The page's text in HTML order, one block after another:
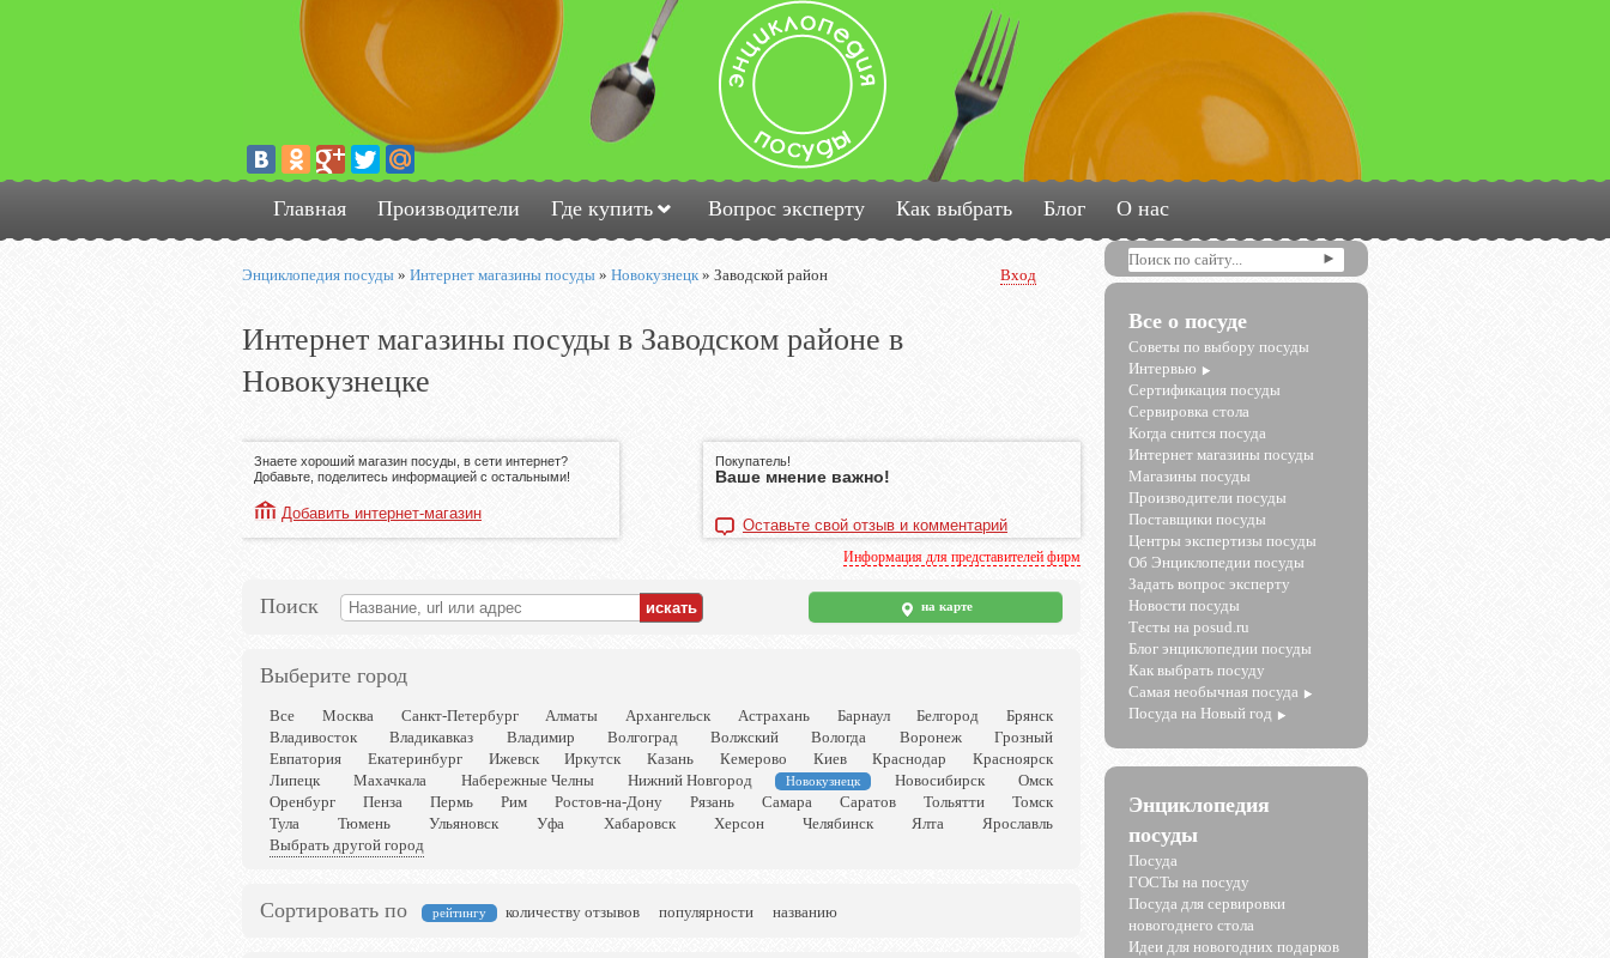
Главная Производители Где купить Вопрос эксперту Как выбрать Блог О нас
Энциклопедия посуды » Интернет магазины посуды » Новокузнецк » Заводской район Вход
Интернет магазины посуды в Заводском районе в
Новокузнецке
Знаете хороший магазин посуды, в сети интернет?
Добавьте, поделитесь информацией с остальными!
Добавить интернет-магазин
Покупатель!
Ваше мнение важно!
Оставьте свой отзыв и комментарий
Информация для представителей фирм
Поиск на карте
Выберите город
Все Москва Санкт-Петербург Алматы Архангельск Астрахань Барнаул Белгород
Брянск
Владивосток
Владикавказ Владимир Волгоград Волжский Вологда Воронеж
Грозный
Евпатория
Екатеринбург Ижевск Иркутск Казань Кемерово Киев Краснодар
Красноярск
Липецк
Махачкала Набережные Челны Нижний Новгород Новокузнецк Новосибирск
Омск
Оренбург
Пенза Пермь Рим Ростов-на-Дону Рязань Самара Саратов Тольятти
Томск
Тула
Тюмень Ульяновск Уфа Хабаровск Херсон Челябинск Ялта
Ярославль
Выбрать другой город
Сортировать по рейтингу количеству отзывов популярности названию
Все о посуде
Советы по выбору посуды
Интервью
Сертификация посуды
Сервировка стола
Когда снится посуда
Интернет магазины посуды
Магазины посуды
Производители посуды
Поставщики посуды
Центры экспертизы посуды
Об Энциклопедии посуды
Задать вопрос эксперту
Новости посуды
Тесты на posud.ru
Блог энциклопедии посуды
Как выбрать посуду
Самая необычная посуда
Посуда на Новый год
Энциклопедия
посуды
Посуда
ГОСТы на посуду
Посуда для сервировки
новогоднего стола
Идеи для новогодних подарков